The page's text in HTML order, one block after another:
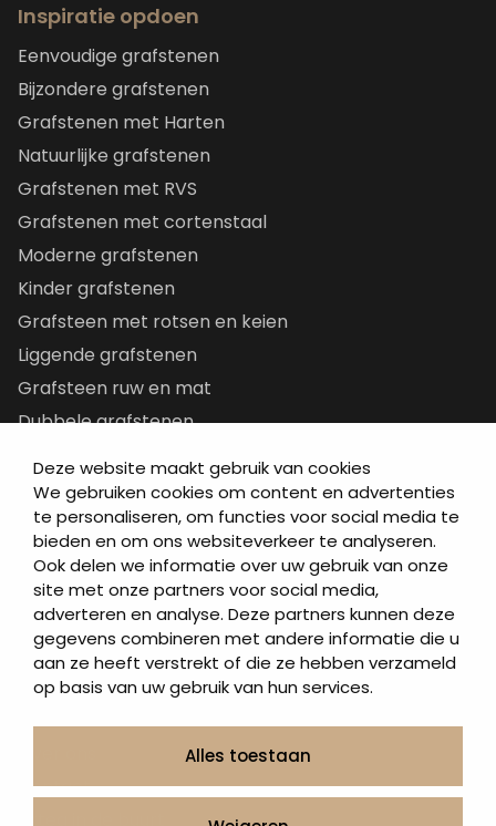
Deze website maakt gebruik van cookies
We gebruiken cookies om content en advertenties
te personaliseren, om functies voor social media te
bieden en om ons websiteverkeer te analyseren.
Ook delen we informatie over uw gebruik van onze
site met onze partners voor social media,
adverteren en analyse. Deze partners kunnen deze
gegevens combineren met andere informatie die u
aan ze heeft verstrekt of die ze hebben verzameld
op basis van uw gebruik van hun services.
Alles toestaan
Inspiratie opdoen
Eenvoudige grafstenen
Bijzondere grafstenen
Grafstenen met Harten
Natuurlijke grafstenen
Grafstenen met RVS
Grafstenen met cortenstaal
Moderne grafstenen
Kinder grafstenen
Grafsteen met rotsen en keien
Liggende grafstenen
Grafsteen ruw en mat
Dubbele grafstenen
Letterplaten
Grafzerken kopen
Direct naar
Grafstenen
As artikelen
Urngrafmonumenten
Informatie
Contact